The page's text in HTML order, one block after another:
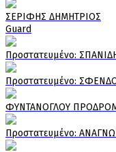
ΣΕΡΙΦΗΣ ΔΗΜΗΤΡΙΟΣ
Guard
Πρoστατευμένο:
Πρoστατευμένο:
ΦΥΝΤΑΝΟΓΛΟΥ
Πρoστατευμένο: